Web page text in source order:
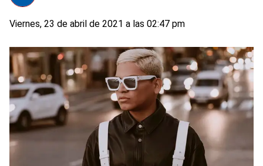
Viernes, 23 de abril de 2021 a las 02:47 pm